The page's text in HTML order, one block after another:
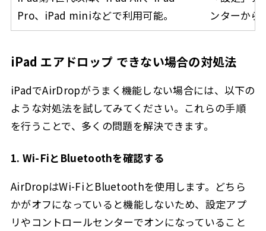
Pro、iPad miniなどで利用可能。
ンターか
iPad エアドロップ できない場合の対処法
iPadでAirDropがうまく機能しない場合には、以下の
ような対処法を試してみてください。これらの手順
を行うことで、多くの問題を解決できます。
1. Wi-FiとBluetoothを確認する
AirDropはWi-FiとBluetoothを使用します。どちら
かがオフになっていると機能しないため、設定アプ
リやコントロールセンターでオンになっていること